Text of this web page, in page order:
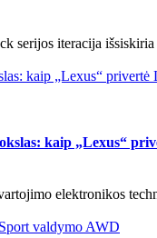
serijos iteracija
kaip „Lexus“
kaip „Lexus“
elektronikos
valdymo AWD